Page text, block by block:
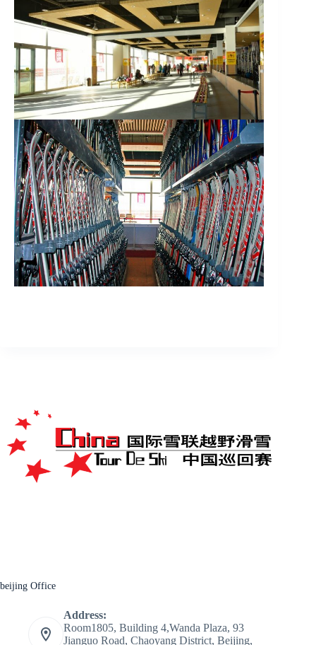
beijing Office
Address:
Room1805, Building 4,Wanda Plaza, 93
Jianguo Road, Chaoyang District, Beijing,